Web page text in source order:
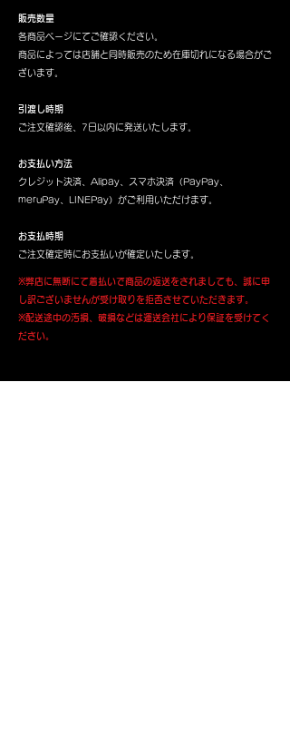
販売数量
各商品ページにてご確認ください。
商品によっては店舗と同時販売のため在庫切れになる場合がご
ざいます。
引渡し時期
ご注文確認後、7日以内に発送いたします。
お支払い方法
クレジット決済、Alipay、スマホ決済（PayPay、
meruPay、LINEPay）がご利用いただけます。
お支払時期
ご注文確定時にお支払いが確定いたします。​
※弊店に無断にて着払いで商品の返送をされましても、誠に申
し訳ございませんが受け取りを拒否させていただきます。
※配送途中の汚損、破損などは運送会社により保証を受けてく
ださい。